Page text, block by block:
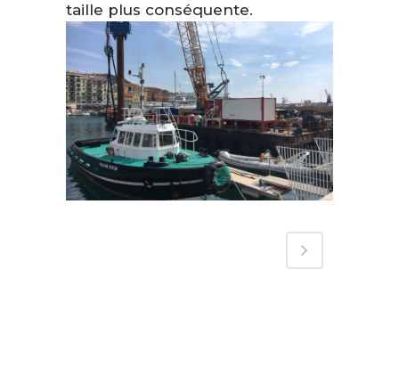
taille plus conséquente.